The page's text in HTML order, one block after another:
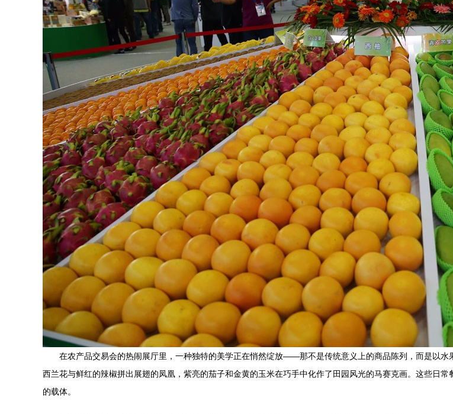
在农产品交易会的热闹展厅里，一种独特的美学正在悄然绽放——那不是传统意义上的商品陈列，而是以
西兰花与鲜红的辣椒拼出展翅的凤凰，紫亮的茄子和金黄的玉米在巧手中化作了田园风光的马赛克画。这些日
的载体。